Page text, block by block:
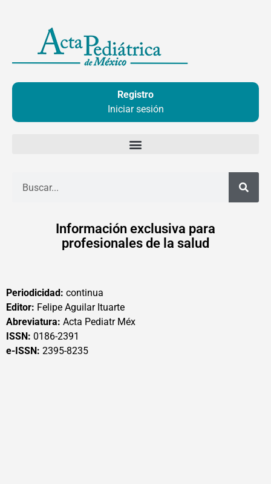
contenido
Registro
Iniciar sesión
Información exclusiva para
profesionales de la salud
Periodicidad: continua
Editor: Felipe Aguilar Ituarte
Abreviatura: Acta Pediatr Méx
ISSN: 0186-2391
e-ISSN: 2395-8235